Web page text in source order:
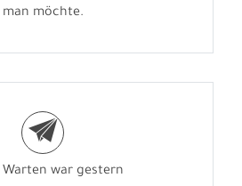
man möchte.
e
Warten war gestern